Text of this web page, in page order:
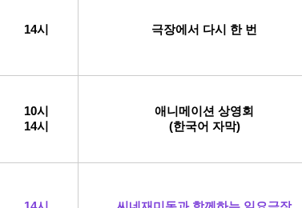
14시 극장에서 다시 한 번
10시
14시
애니메이션 상영회
(한국어 자막)